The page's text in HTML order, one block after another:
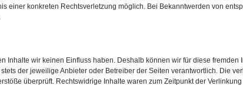
einer konkreten Rechtsverletzung möglich. Bei Bekanntwerden von
Inhalte wir keinen Einfluss haben. Deshalb können wir für diese fremden
der jeweilige Anbieter oder Betreiber der Seiten verantwortlich. Die
überprüft. Rechtswidrige Inhalte waren zum Zeitpunkt der